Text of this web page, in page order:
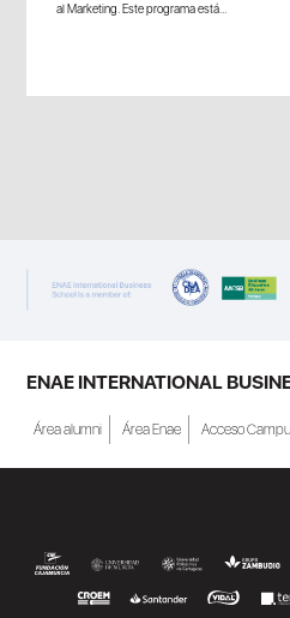
al Marketing. Este programa está...
ENAE INTERNATIONAL
Área alumni Área Enae Acceso